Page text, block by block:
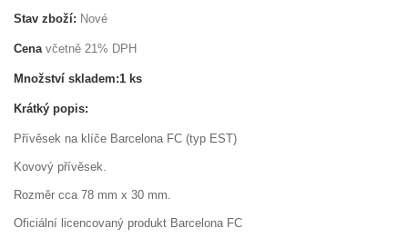
Stav zboží: Nové
Cena včetně 21% DPH
Množství skladem:1 ks
Krátký popis:
Přívěsek na klíče Barcelona FC (typ EST)
Kovový přívěsek.
Rozměr cca 78 mm x 30 mm.
Oficiální licencovaný produkt Barcelona FC